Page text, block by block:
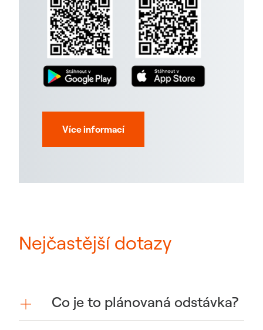
Více informací
Nejčastější dotazy
Co je to plánovaná odstávka?